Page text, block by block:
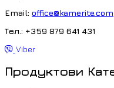
Email: office@kamerite.com
Тел.: +359 879 641 431
Viber
Продуктови